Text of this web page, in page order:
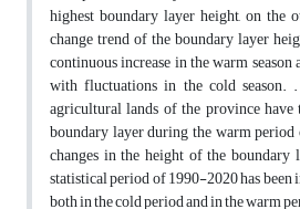
highest boundary layer height, on the
change trend of the boundary layer
continuous increase in the warm
with fluctuations in the cold season.
agricultural lands of the province
boundary layer during the warm
changes in the height of the
statistical period of 1990-2020 has been
both in the cold period and in the warm